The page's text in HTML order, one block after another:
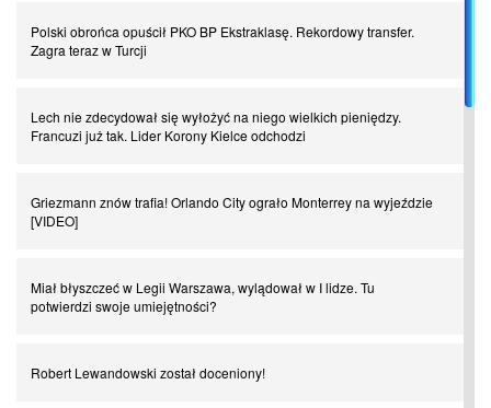
Spadkowicze z Serie A. Komu powiemy ciao?
Powrót do Ekstraklasy. Kolejny sen Miedzi Legnica
Chłopak z pizzerii. Kim był zmarły Mino Raiola?
drużynę?
Polski obrońca opuścił PKO BP Ekstraklasę. Rekordowy transfer.
Zagra teraz w Turcji
Lech nie zdecydował się wyłożyć na niego wielkich pieniędzy.
Francuzi już tak. Lider Korony Kielce odchodzi
Griezmann znów trafia! Orlando City ograło Monterrey na wyjeździe
[VIDEO]
Miał błyszczeć w Legii Warszawa, wylądował w I lidze. Tu
potwierdzi swoje umiejętności?
Robert Lewandowski został doceniony!